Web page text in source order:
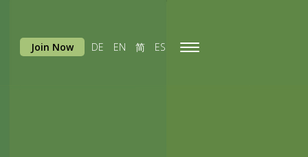
Toggle
Join Now DE EN 简 ES